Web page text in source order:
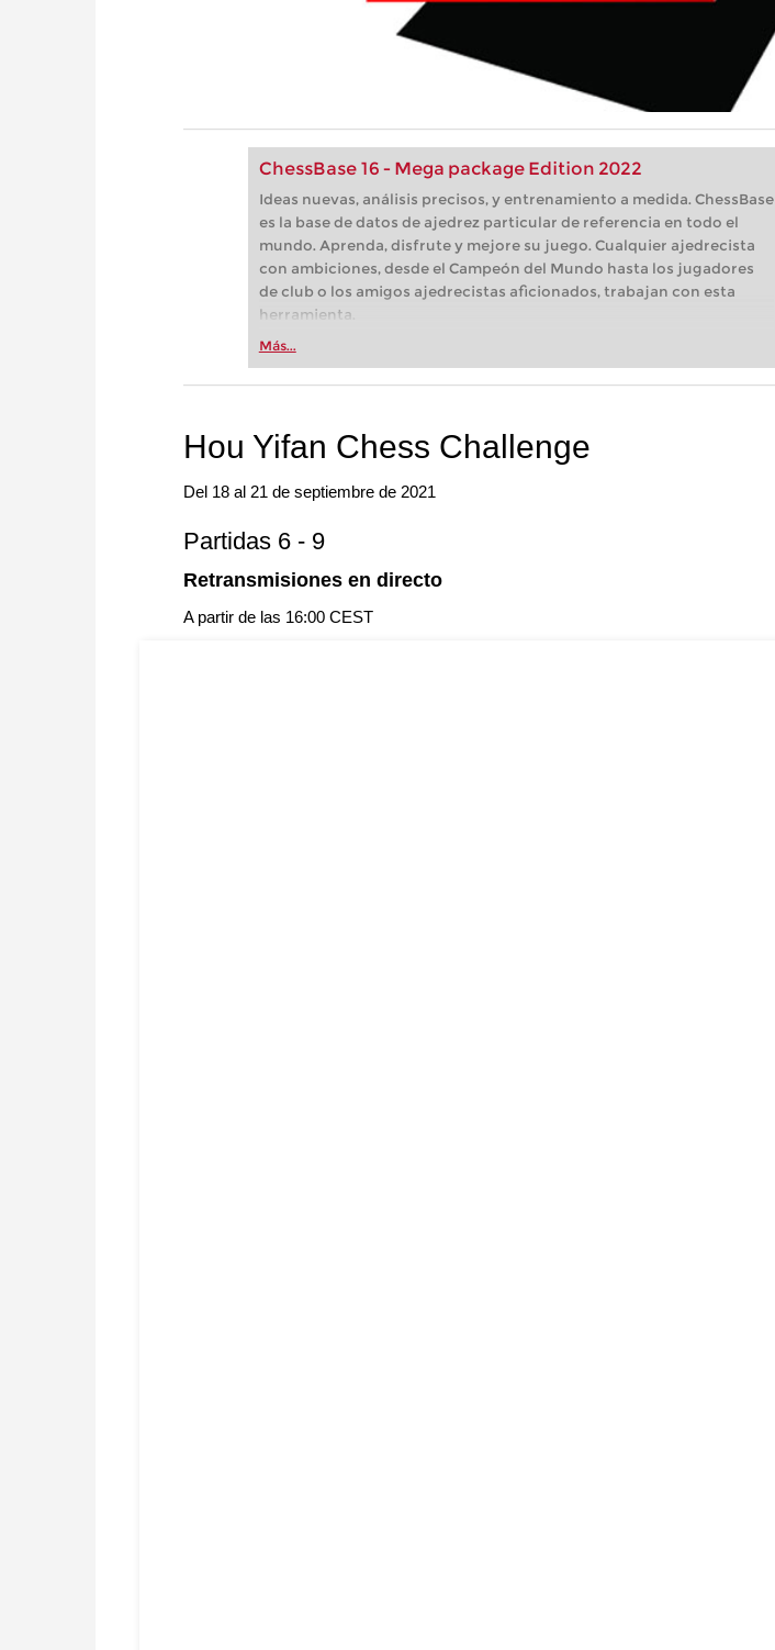
ChessBase 16 - Mega package Edition 2022
Ideas nuevas, análisis precisos, y entrenamiento a medida. ChessBase
es la base de datos de ajedrez particular de referencia en todo el
mundo. Aprenda, disfrute y mejore su juego. Cualquier ajedrecista
con ambiciones, desde el Campeón del Mundo hasta los jugadores
de club o los amigos ajedrecistas aficionados, trabajan con esta
herramienta.
Más...
Hou Yifan Chess Challenge
Del 18 al 21 de septiembre de 2021
Partidas 6 - 9
Retransmisiones en directo
A partir de las 16:00 CEST